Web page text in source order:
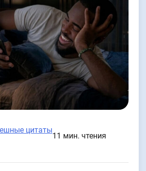
цитаты
11 мин. чтения